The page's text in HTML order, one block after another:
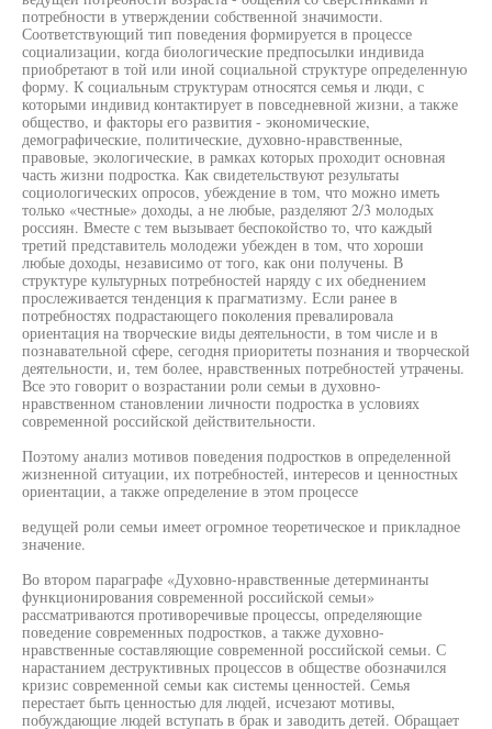
потребности в утверждении собственной значимости.
Соответствующий тип поведения формируется в процессе
социализации, когда биологические предпосылки индивида
приобретают в той или иной социальной структуре определенную
форму. К социальным структурам относятся семья и люди, с
которыми индивид контактирует в повседневной жизни, а также
общество, и факторы его развития - экономические,
демографические, политические, духовно-нравственные,
правовые, экологические, в рамках которых проходит основная
часть жизни подростка. Как свидетельствуют результаты
социологических опросов, убеждение в том, что можно иметь
только «честные» доходы, а не любые, разделяют 2/3 молодых
россиян. Вместе с тем вызывает беспокойство то, что каждый
третий представитель молодежи убежден в том, что хороши
любые доходы, независимо от того, как они получены. В
структуре культурных потребностей наряду с их обеднением
прослеживается тенденция к прагматизму. Если ранее в
потребностях подрастающего поколения превалировала
ориентация на творческие виды деятельности, в том числе и в
познавательной сфере, сегодня приоритеты познания и творческой
деятельности, и, тем более, нравственных потребностей утрачены.
Все это говорит о возрастании роли семьи в духовно-
нравственном становлении личности подростка в условиях
современной российской действительности.
Поэтому анализ мотивов поведения подростков в определенной
жизненной ситуации, их потребностей, интересов и ценностных
ориентации, а также определение в этом процессе
ведущей роли семьи имеет огромное теоретическое и прикладное
значение.
Во втором параграфе «Духовно-нравственные детерминанты
функционирования современной российской семьи»
рассматриваются противоречивые процессы, определяющие
поведение современных подростков, а также духовно-
нравственные составляющие современной российской семьи. С
нарастанием деструктивных процессов в обществе обозначился
кризис современной семьи как системы ценностей. Семья
перестает быть ценностью для людей, исчезают мотивы,
побуждающие людей вступать в брак и заводить детей. Обращает